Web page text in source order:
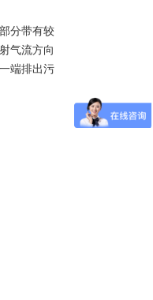
分带有较
气流方向
端排出污